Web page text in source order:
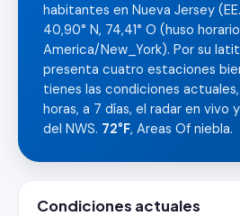
habitantes en Nueva Jersey
40,90° N, 74,41° O (huso horario
America/New_York). Por su
presenta cuatro estaciones
tienes las condiciones
horas, a 7 días, el radar en vivo
del NWS. 72°F, Areas Of niebla.
Condiciones actuales